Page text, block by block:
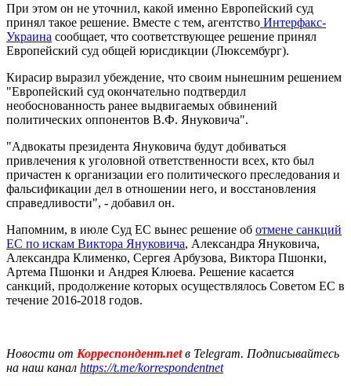
При этом он не уточнил, какой именно Европейский суд
принял такое решение. Вместе с тем, агентство Интерфакс-
Украина сообщает, что соответствующее решение принял
Европейский суд общей юрисдикции (Люксембург).
Кирасир выразил убеждение, что своим нынешним решением
"Европейский суд окончательно подтвердил
необоснованность ранее выдвигаемых обвинений
политических оппонентов В.Ф. Януковича".
"Адвокаты президента Януковича будут добиваться
привлечения к уголовной ответственности всех, кто был
причастен к организации его политического преследования и
фальсификации дел в отношении него, и восстановления
справедливости", - добавил он.
Напомним, в июле Суд ЕС вынес решение об отмене санкций
ЕС по искам Виктора Януковича, Александра Януковича,
Александра Клименко, Сергея Арбузова, Виктора Пшонки,
Артема Пшонки и Андрея Клюева. Решение касается
санкций, продолжение которых осуществлялось Советом ЕС в
течение 2016-2018 годов.
Новости от Корреспондент.netв Telegram. Подписывайтесь
на наш канал https://t.me/korrespondentnet